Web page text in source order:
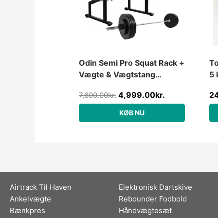
Odin Semi Pro Squat Rack +
Vægte & Vægtstang
7,600.00kr. 4,999.00kr.
KØB NU
5
Airtrack Til Haven
Ankelvægte
Bænkpres
Elektronisk Dartskive
Rebounder Fodbold
Håndvægtesæt